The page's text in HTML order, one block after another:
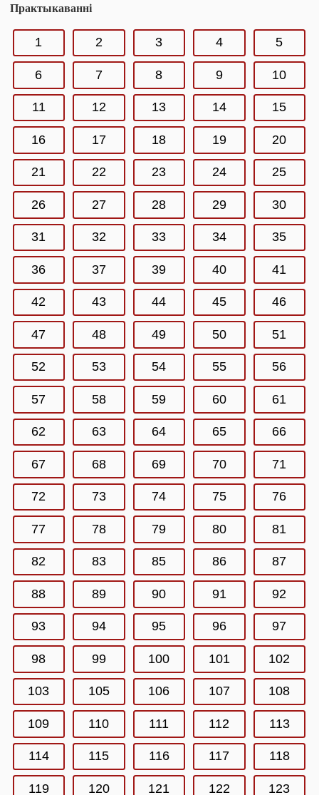
Практыкаванні
1 2 3 4 5
6 7 8 9 10
11 12 13 14 15
16 17 18 19 20
21 22 23 24 25
26 27 28 29 30
31 32 33 34 35
36 37 39 40 41
42 43 44 45 46
47 48 49 50 51
52 53 54 55 56
57 58 59 60 61
62 63 64 65 66
67 68 69 70 71
72 73 74 75 76
77 78 79 80 81
82 83 85 86 87
88 89 90 91 92
93 94 95 96 97
98 99 100 101 102
103 105 106 107 108
109 110 111 112 113
114 115 116 117 118
119 120 121 122 123